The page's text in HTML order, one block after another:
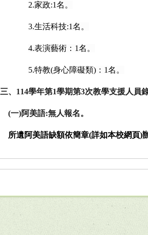
2.家政:1名。
3.生活科技:1名。
4.表演藝術： 1名。
5.特教(身心障礙類) ： 1名。
三、 114學年第1學期第3次教學支援人員
(一)阿美語:無人報名。
所遺阿美語缺額依簡章(詳如本校網頁)